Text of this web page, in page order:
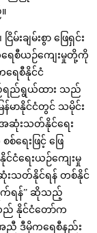
မ်းချမ်းစွာ ဖြေရှင်း
ကရေစီယဉ်ကျေးမှုတို့ကို
ရေစီနိုင်ငံ
ရည်ရွယ်ထား သည်
န်မာနိုင်ငံတွင် သမိုင်း
အဆုံးသတ်နိုင်ရေး
ရေးဖြင့် ဖြေ
င်ငံရေးယဉ်ကျေးမှု
းသတ်နိုင်ရန် တစ်နိုင်
က်ရန်” ဆိုသည့်
ည် နိုင်ငံတော်က
အညီ ဒီမိုကရေစီနည်း